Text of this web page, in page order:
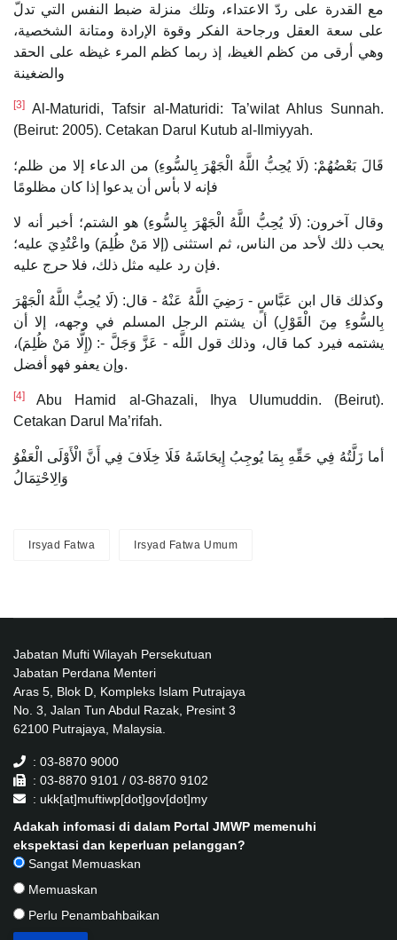
مع القدرة على ردّ الاعتداء، وتلك منزلة ضبط‍ النفس التي تدلّ
على سعة العقل ورجاحة الفكر وقوة الإرادة ومتانة الشخصية،
وهي أرقى من كظم الغيظ‍، إذ ربما كظم المرء غيظه على الحقد
والضغينة
[3] Al-Maturidi, Tafsir al-Maturidi: Ta’wilat Ahlus Sunnah.
(Beirut: 2005). Cetakan Darul Kutub al-Ilmiyyah.
قَالَ بَعْضُهُمْ: (لَا يُحِبُّ اللَّهُ الْجَهْرَ بِالسُّوءِ) من الدعاء إلا من ظلم؛
فإنه لا بأس أن يدعوا إذا كان مظلومًا
وقال آخرون: (لَا يُحِبُّ اللَّهُ الْجَهْرَ بِالسُّوءِ) هو الشتم؛ أخبر أنه لا
يحب ذلك لأحد من الناس، ثم استثنى (إلا مَنْ ظُلِمَ) واعْتُدِيَ عليه؛
فإن رد عليه مثل ذلك، فلا حرج عليه.
وكذلك قال ابن عَبَّاسٍ - رَضِيَ اللَّهُ عَنْهُ - قال: (لَا يُحِبُّ اللَّهُ الْجَهْرَ
بِالسُّوءِ مِنَ الْقَوْلِ) أن يشتم الرجل المسلم في وجهه، إلا أن
يشتمه فيرد كما قال، وذلك قول اللَّه - عَزَّ وَجَلَّ -: (إِلَّا مَنْ ظُلِمَ)،
وإن يعفو فهو أفضل.
[4]
Abu Hamid al-Ghazali, Ihya Ulumuddin. (Beirut).
Cetakan Darul Ma’rifah.
أما زَلَّتُهُ فِي حَقِّهِ بِمَا يُوجِبُ إِيحَاشَهُ فَلَا خِلَافَ فِي أَنَّ الْأَوْلَى الْعَفْوُ
وَالِاحْتِمَالُ
Irsyad Fatwa Irsyad Fatwa Umum
Jabatan Mufti Wilayah Persekutuan
Jabatan Perdana Menteri
Aras 5, Blok D, Kompleks Islam Putrajaya
No. 3, Jalan Tun Abdul Razak, Presint 3
62100 Putrajaya, Malaysia.
: 03-8870 9000
: 03-8870 9101 / 03-8870 9102
: ukk[at]muftiwp[dot]gov[dot]my
Adakah infomasi di dalam Portal JMWP memenuhi
ekspektasi dan keperluan pelanggan?
Sangat Memuaskan
Memuaskan
Perlu Penambahbaikan